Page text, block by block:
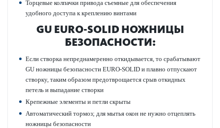
Торцевые колпачки привода съемные для обеспечения
удобного доступа к креплению винтами
GU EURO-SOLID НОЖНИЦЫ
БЕЗОПАСНОСТИ:
Если створка непреднамеренно откидывается, то срабатывают
GU ножницы безопасности EURO-SOLID и плавно отпускают
створку, таким образом предотврощается срыв откидных
петель и выпадание створки
Крепежные элементы и петли скрыты
Автоматический тормоз; для мытья окон не нужно отцеплять
ножницы безопасности